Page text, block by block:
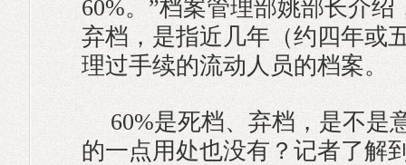
60%。”档案管理部姚部长介
弃档，是指近几年（约四年或
理过手续的流动人员的档案。
60%是死档、弃档，是不是
的一点用处也没有？记者了解